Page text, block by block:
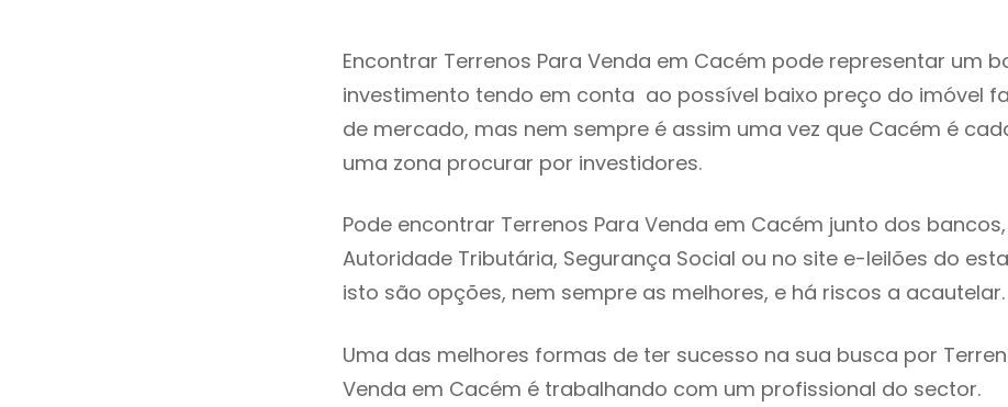
Encontrar Terrenos Para Venda em Cacém pode representar um
investimento tendo em conta ao possível baixo preço do imóvel
de mercado, mas nem sempre é assim uma vez que Cacém é
uma zona procurar por investidores.
Pode encontrar Terrenos Para Venda em Cacém junto dos
Autoridade Tributária, Segurança Social ou no site e-leilões do
isto são opções, nem sempre as melhores, e há riscos a acautelar.
Uma das melhores formas de ter sucesso na sua busca por
Venda em Cacém é trabalhando com um profissional do sector.